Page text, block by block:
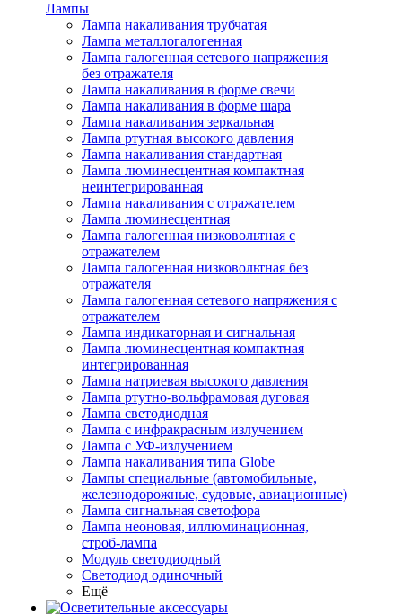
Лампы
Лампа накаливания трубчатая
Лампа металлогалогенная
Лампа галогенная сетевого напряжения
без отражателя
Лампа накаливания в форме свечи
Лампа накаливания в форме шара
Лампа накаливания зеркальная
Лампа ртутная высокого давления
Лампа накаливания стандартная
Лампа люминесцентная компактная
неинтегрированная
Лампа накаливания с отражателем
Лампа люминесцентная
Лампа галогенная низковольтная с
отражателем
Лампа галогенная низковольтная без
отражателя
Лампа галогенная сетевого напряжения с
отражателем
Лампа индикаторная и сигнальная
Лампа люминесцентная компактная
интегрированная
Лампа натриевая высокого давления
Лампа ртутно-вольфрамовая дуговая
Лампа светодиодная
Лампа с инфракрасным излучением
Лампа с УФ-излучением
Лампа накаливания типа Globe
Лампы специальные (автомобильные,
железнодорожные, судовые, авиационные)
Лампа сигнальная светофора
Лампа неоновая, иллюминационная,
строб-лампа
Модуль светодиодный
Светодиод одиночный
Ещё